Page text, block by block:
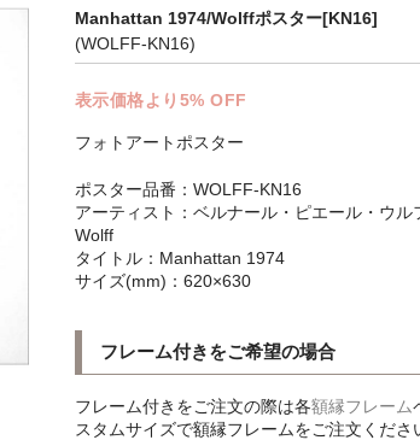
Manhattan 1974/Wolffポスター[KN16]
(WOLFF-KN16)
表示価格より5% OFF
フォトアートポスター
ポスター品番：WOLFF-KN16
アーティスト：ベルナール・ピエール・ウ
Wolff
タイトル：Manhattan 1974
サイズ(mm)：620×630
フレーム付きをご希望の場合
フレーム付きをご注文の際は各額縁フレーム
スタムサイズで額縁フレームをご注文くださ